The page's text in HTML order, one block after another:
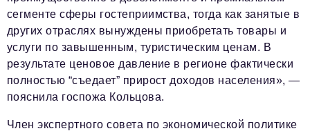
сегменте сферы гостеприимства, тогда как занятые в
других отраслях вынуждены приобретать товары и
услуги по завышенным, туристическим ценам. В
результате ценовое давление в регионе фактически
полностью “съедает” прирост доходов населения», —
пояснила госпожа Кольцова.
Член экспертного совета по экономической политике